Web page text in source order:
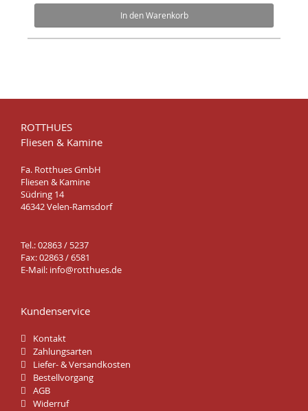
In den Warenkorb
ROTTHUES
Fliesen & Kamine
Fa. Rotthues GmbH
Fliesen & Kamine
Südring 14
46342 Velen-Ramsdorf
Tel.: 02863 / 5237
Fax: 02863 / 6581
E-Mail: info@rotthues.de
Kundenservice
Kontakt
Zahlungsarten
Liefer- & Versandkosten
Bestellvorgang
AGB
Widerruf